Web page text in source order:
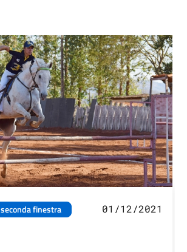
seconda finestra
01/12/2021